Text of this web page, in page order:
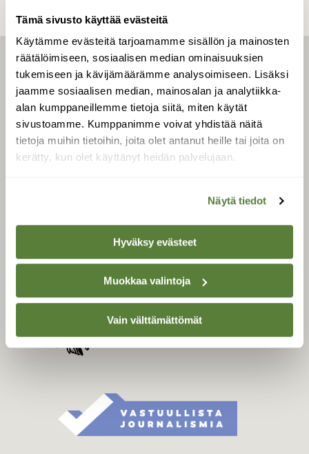
Tämä sivusto käyttää evästeitä
Käytämme evästeitä tarjoamamme sisällön ja mainosten
räätälöimiseen, sosiaalisen median ominaisuuksien
tukemiseen ja kävijämäärämme analysoimiseen. Lisäksi
jaamme sosiaalisen median, mainosalan ja analytiikka-
alan kumppaneillemme tietoja siitä, miten käytät
sivustoamme. Kumppanimme voivat yhdistää näitä
tietoja muihin tietoihin, joita olet antanut heille tai joita on
kerätty, kun olet käyttänyt heidän palvelujaan.
Näytä tiedot
Hyväksy evästeet
Muokkaa valintoja
Vain välttämättömät
LEHTI
Uusin lehti
Tilaa Suomen Luonto
Tilaa digilukuoikeus
Äänestä parasta juttua
SUOMEN LUONNON­
Suomen Luonto -lehden
kustantaja onSuomen
luonnonsuojelu­liitto.